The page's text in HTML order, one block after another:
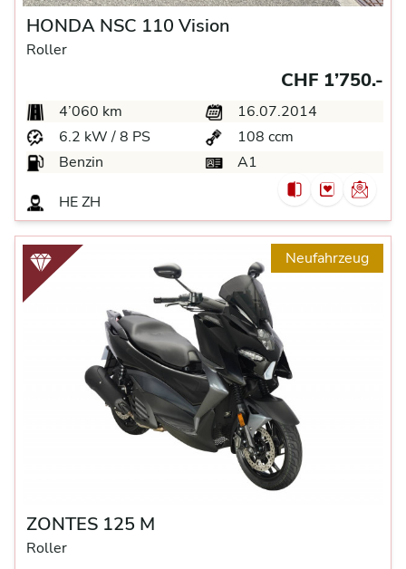
HONDA NSC 110 Vision
Roller
CHF 1’750.-
4’060 km
16.07.2014
6.2 kW / 8 PS
108 ccm
Benzin
A1
HE ZH
Neufahrzeug
ZONTES 125 M
Roller